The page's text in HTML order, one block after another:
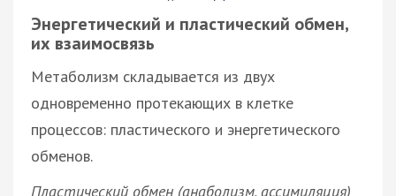
Энергетический и пластический обмен,
их взаимосвязь
Метаболизм складывается из двух
одновременно протекающих в клетке
процессов: пластического и энергетического
обменов.
Пластический обмен (анаболизм, ассимиляция)